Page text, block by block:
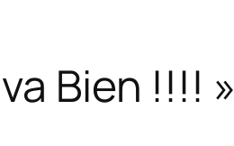
Bien !!!! »